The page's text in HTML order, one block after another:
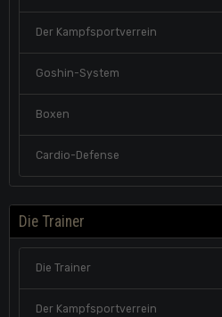
Der Kampfsportverrein
Goshin-System
Boxen
Cardio-Defense
Die Trainer
Die Trainer
Der Kampfsportverrein